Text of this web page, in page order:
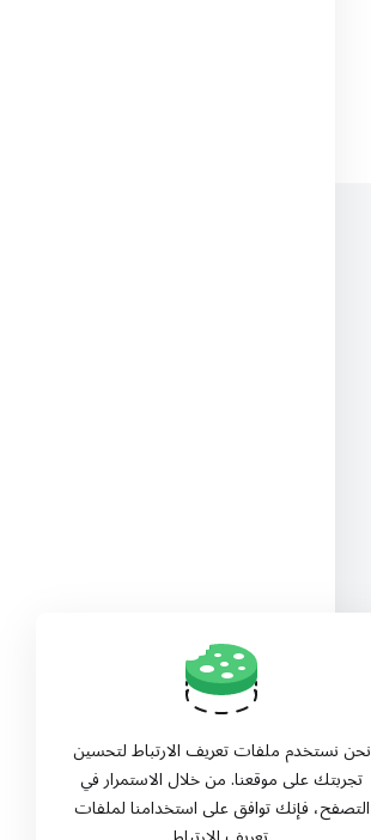
نحن نستخدم ملفات تعريف الارتباط لتحسين
تجربتك على موقعنا. من خلال الاستمرار في
التصفح، فإنك توافق على استخدامنا لملفات